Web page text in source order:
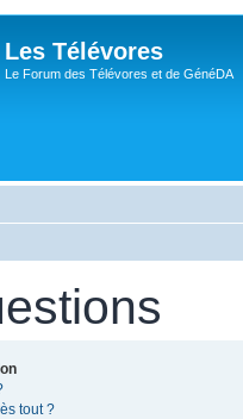
Les Télévores
Le Forum des Télévores et de GénéDA
tout ?